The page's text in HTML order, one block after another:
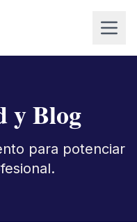
y Blog
para potenciar